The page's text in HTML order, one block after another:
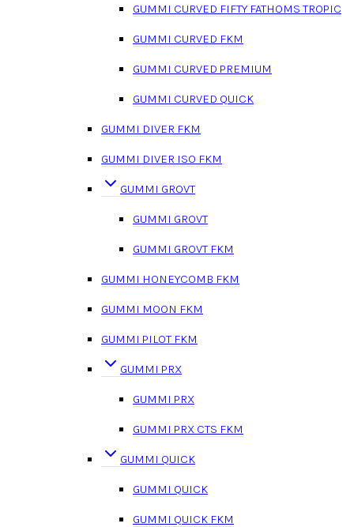
GUMMI CURVED FIFTY FATHOMS TROPIC
GUMMI CURVED FKM
GUMMI CURVED PREMIUM
GUMMI CURVED QUICK
GUMMI DIVER FKM
GUMMI DIVER ISO FKM
GUMMI GROVT
GUMMI GROVT
GUMMI GROVT FKM
GUMMI HONEYCOMB FKM
GUMMI MOON FKM
GUMMI PILOT FKM
GUMMI PRX
GUMMI PRX
GUMMI PRX CTS FKM
GUMMI QUICK
GUMMI QUICK
GUMMI QUICK FKM